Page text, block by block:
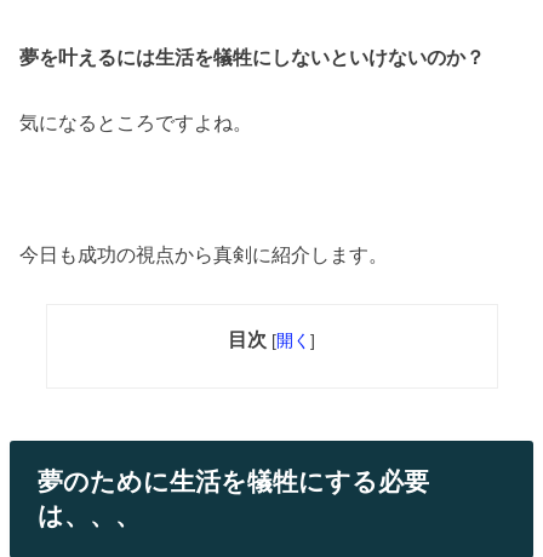
夢を叶えるには生活を犠牲にしないといけないのか？
気になるところですよね。
今日も成功の視点から真剣に紹介します。
目次 [開く ]
夢のために生活を犠牲にする必要
は、、、